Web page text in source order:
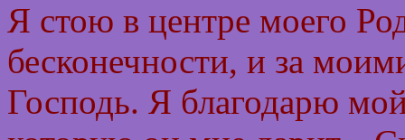
Я стою в центре моего
бесконечности, и за
Господь. Я благодарю